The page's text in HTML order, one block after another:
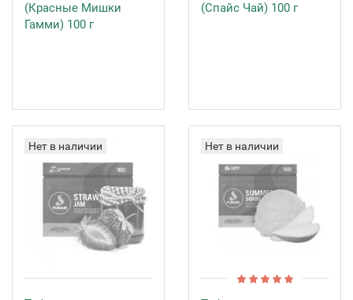
(Красные Мишки
Гамми) 100 г
(Спайс Чай) 100 г
Нет в наличии Нет в наличии